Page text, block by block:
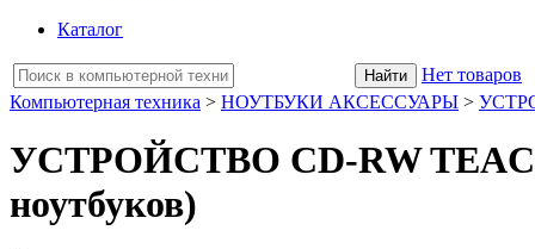
Каталог
Нет товаров
Компьютерная техника > НОУТБУКИ АКСЕССУАРЫ >
УСТРОЙСТВО CD-RW TEAC
ноутбуков)